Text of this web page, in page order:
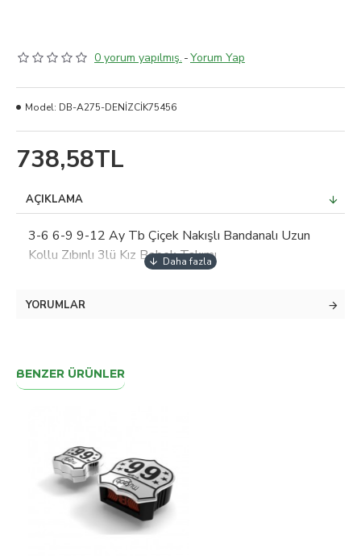
0 yorum yapılmış. -Yorum Yap
738,58TL
Model: DB-A275-DENİZCİK75456
AÇIKLAMA
3-6 6-9 9-12 Ay Tb Çiçek Nakışlı Bandanalı Uzun
Kollu Zıbınlı 3lü Kız Bebek Takımı
YORUMLAR
BENZER ÜRÜNLER